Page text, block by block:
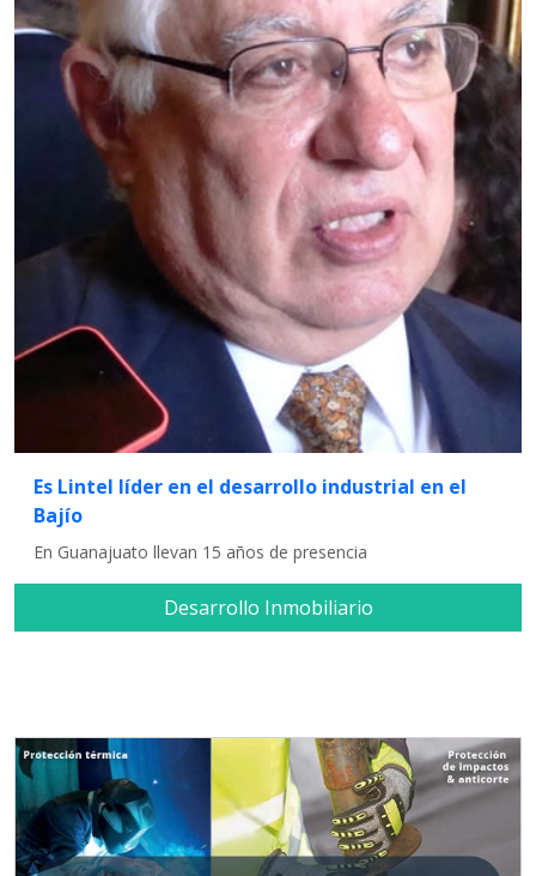
Es Lintel líder en el desarrollo industrial en el
Bajío
En Guanajuato llevan 15 años de presencia
Desarrollo Inmobiliario